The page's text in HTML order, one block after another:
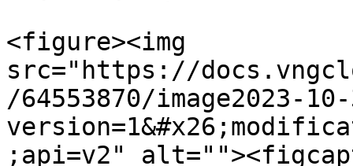
<figure><img
src="https://
/64553870/image2023-
;api=v2"